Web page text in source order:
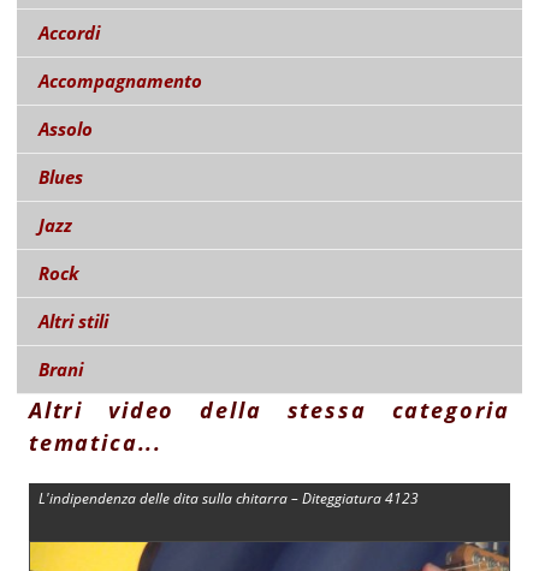
Accordi
Accompagnamento
Assolo
Blues
Jazz
Rock
Altri stili
Brani
Altri video della stessa categoria
tematica...
L'indipendenza delle dita sulla chitarra – Diteggiatura 4123